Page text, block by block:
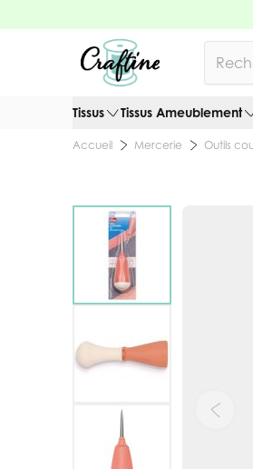
Tissus Tissus Ameublement
Accueil Mercerie Outils